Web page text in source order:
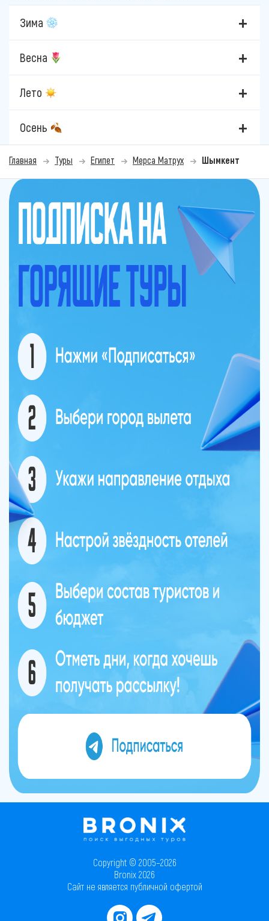
Зима
Весна
Лето
Осень
Главная Туры Египет Мерса Матрух Шымкент
Copyright © 2005–2026
Bronix 2026
Сайт не является публичной офертой